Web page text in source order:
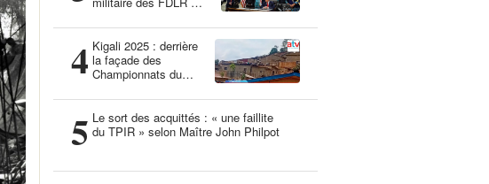
illusion
4 Kigali 2025 : derrière
la façade des
Championnats du
propres de l’histoire
5 Le sort des acquittés : « une faillite
du TPIR » selon Maître John Philpot